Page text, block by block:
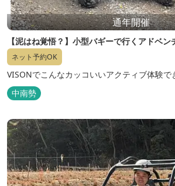
通年開催
【泥はね覚悟？】小型バギーで行くアドベ
ネット予約OK
VISONでこんなカッコいいアクティブ体験で
中南勢